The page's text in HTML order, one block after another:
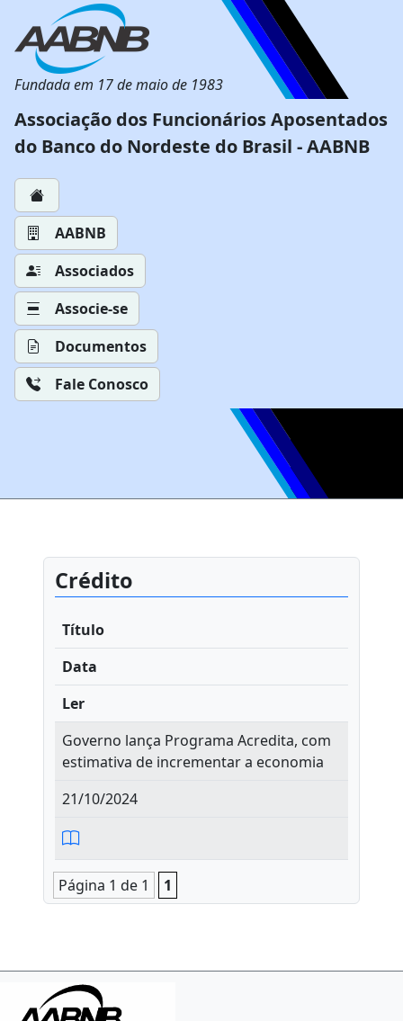
Fundada em 17 de maio de 1983
Associação dos Funcionários Aposentados
do Banco do Nordeste do Brasil - AABNB
AABNB
Associados
Associe-se
Documentos
Fale Conosco
Crédito
Título
Data
Ler
Governo lança Programa Acredita, com
estimativa de incrementar a economia
21/10/2024
Página 1 de 1 1